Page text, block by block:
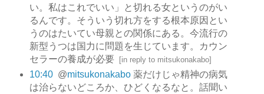
い。私はこれでいい」と切れる女というのがい
るんです。そういう切れ方をする根本原因とい
うのはたいてい母親との関係にある。今流行の
新型うつは国力に問題を生じています。カウン
セラーの養成が必要[in reply to mitsukonakabo]
10:40 @mitsukonakabo薬だけじゃ精神の病気
は治らないどころか、ひどくなるなと。話聞い